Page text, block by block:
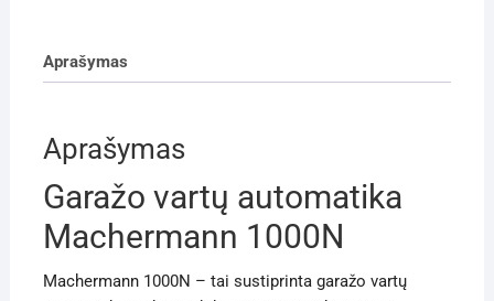
Aprašymas
Aprašymas
Garažo vartų automatika
Machermann 1000N
Machermann 1000N – tai sustiprinta garažo vartų